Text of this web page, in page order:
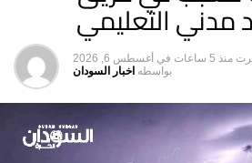
– بقلم: محمدعثمان الرضي
التعليمي
منذ 5 ساعات في أغسطس 6, 2026
بواسطه اخبار السودان